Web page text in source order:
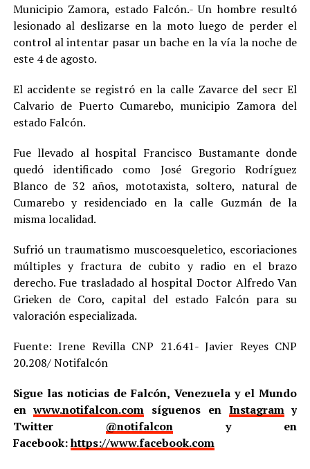
Municipio Zamora, estado Falcón.- Un hombre resultó
lesionado al deslizarse en la moto luego de perder el
control al intentar pasar un bache en la vía la noche de
este 4 de agosto.
El accidente se registró en la calle Zavarce del secr El
Calvario de Puerto Cumarebo, municipio Zamora del
estado Falcón.
Fue llevado al hospital Francisco Bustamante donde
quedó identificado como José Gregorio Rodríguez
Blanco de 32 años, mototaxista, soltero, natural de
Cumarebo y residenciado en la calle Guzmán de la
misma localidad.
Sufrió un traumatismo muscoesqueletico, escoriaciones
múltiples y fractura de cubito y radio en el brazo
derecho. Fue trasladado al hospital Doctor Alfredo Van
Grieken de Coro, capital del estado Falcón para su
valoración especializada.
Fuente: Irene Revilla CNP 21.641- Javier Reyes CNP
20.208/ Notifalcón
Sigue las noticias de Falcón, Venezuela y el Mundo
enwww.notifalcon.com síguenos en Instagramy
Twitter @notifalcony en
Facebook:https://www.facebook.com